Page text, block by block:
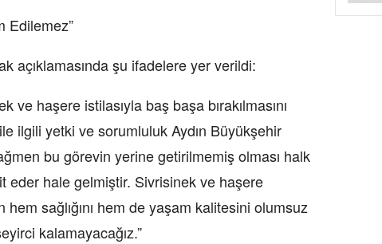
Edilemez”
açıklamasında şu ifadelere yer verildi:
ve haşere istilasıyla baş başa bırakılmasını
ilgili yetki ve sorumluluk Aydın Büyükşehir
bu görevin yerine getirilmemiş olması halk
eder hale gelmiştir. Sivrisinek ve haşere
hem sağlığını hem de yaşam kalitesini olumsuz
kalamayacağız.”